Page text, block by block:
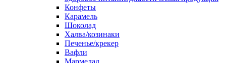
Конфеты
Карамель
Шоколад
Халва/козинаки
Печенье/крекер
Вафли
Мармелад